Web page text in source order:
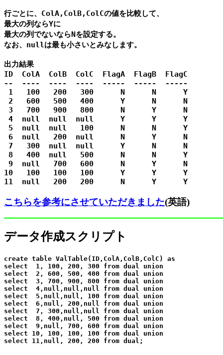
行ごとに、ColA,ColB,ColCの値を比較して、
最大の列ならYに
最大の列でないならNを設定する。
なお、nullは最も小さいとみなします。
出力結果
ID  ColA  ColB  ColC  FlagA  FlagB  FlagC
--  ----  ----  ----  -----  -----  -----
1   100   200   300      N      N      Y
2   600   500   400      Y      N      N
3   700   900   800      N      Y      N
4  null  null  null      Y      Y      Y
5  null  null   100      N      N      Y
6  null   200  null      N      Y      N
7   300  null  null      Y      N      N
8   400  null   500      N      N      Y
9  null   700   600      N      Y      N
10   100   100   100      Y      Y      Y
こちらを参考にさせていただきました(英語)
データ作成スクリプト
create table ValTable(ID,ColA,ColB,ColC) as
select  1, 100, 200, 300 from dual union
select  2, 600, 500, 400 from dual union
select  3, 700, 900, 800 from dual union
select  4,null,null,null from dual union
select  5,null,null, 100 from dual union
select  6,null, 200,null from dual union
select  7, 300,null,null from dual union
select  8, 400,null, 500 from dual union
select  9,null, 700, 600 from dual union
select 10, 100, 100, 100 from dual union